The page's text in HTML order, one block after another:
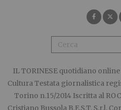
IL TORINESE quotidiano
Cultura Testata giornalistica
Torino n.15/2014 Iscritta al